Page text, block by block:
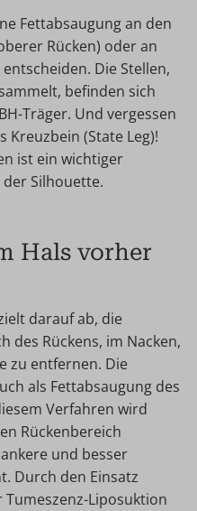
Fettabsaugung an den
Rücken) oder an
Die Stellen,
befinden sich
Träger. Und vergessen
Kreuzbein (State Leg)!
ist ein wichtiger
Silhouette.
Hals vorher
darauf ab, die
des Rückens, im Nacken,
zu entfernen. Die
als Fettabsaugung des
Verfahren wird
Rückenbereich
und besser
Durch den Einsatz
Liposuktion